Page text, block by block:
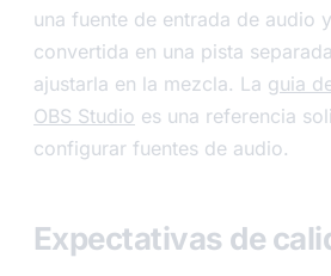
una fuente de entrada de audio
convertida en una pista
ajustarla en la mezcla. La guia
OBS Studio es una referencia
configurar fuentes de audio.
Expectativas de